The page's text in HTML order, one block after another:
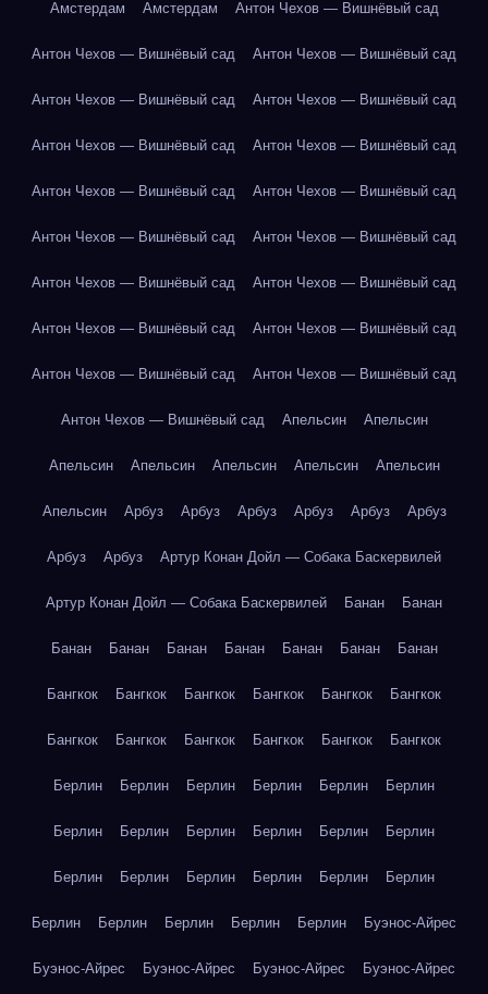
Амстердам Амстердам Антон Чехов — Вишнёвый сад
Антон Чехов — Вишнёвый сад Антон Чехов — Вишнёвый сад
Антон Чехов — Вишнёвый сад Антон Чехов — Вишнёвый сад
Антон Чехов — Вишнёвый сад Антон Чехов — Вишнёвый сад
Антон Чехов — Вишнёвый сад Антон Чехов — Вишнёвый сад
Антон Чехов — Вишнёвый сад Антон Чехов — Вишнёвый сад
Антон Чехов — Вишнёвый сад Антон Чехов — Вишнёвый сад
Антон Чехов — Вишнёвый сад Антон Чехов — Вишнёвый сад
Антон Чехов — Вишнёвый сад Антон Чехов — Вишнёвый сад
Антон Чехов — Вишнёвый сад Апельсин Апельсин
Апельсин Апельсин Апельсин Апельсин Апельсин
Апельсин Арбуз Арбуз Арбуз Арбуз Арбуз Арбуз
Арбуз Арбуз Артур Конан Дойл — Собака Баскервилей
Артур Конан Дойл — Собака Баскервилей Банан Банан
Банан Банан Банан Банан Банан Банан Банан
Бангкок Бангкок Бангкок Бангкок Бангкок Бангкок
Бангкок Бангкок Бангкок Бангкок Бангкок Бангкок
Берлин Берлин Берлин Берлин Берлин Берлин
Берлин Берлин Берлин Берлин Берлин Берлин
Берлин Берлин Берлин Берлин Берлин Берлин
Берлин Берлин Берлин Берлин Берлин Буэнос-Айрес
Буэнос-Айрес Буэнос-Айрес Буэнос-Айрес Буэнос-Айрес